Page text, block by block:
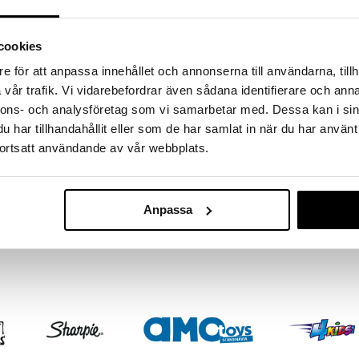
för att anpassa innehållet och annonserna till användarna,
trafik. Vi vidarebefordrar även sådana identifierare och
och analysföretag som vi samarbetar med. Dessa kan i
har tillhandahållit eller som de har samlat in när du har
användande av vår webbplats.
Anpassa